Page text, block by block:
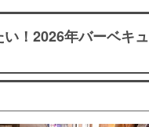
！2026年バーベキ